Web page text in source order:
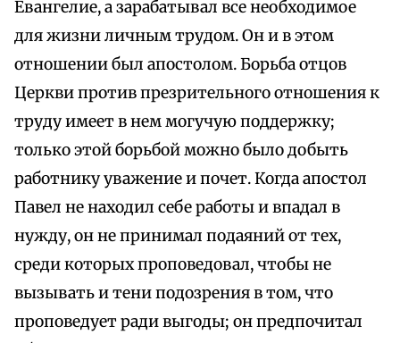
Евангелие, а зарабатывал все необходимое
для жизни личным трудом. Он и в этом
отношении был апостолом. Борьба отцов
Церкви против презрительного отношения к
труду имеет в нем могучую поддержку;
только этой борьбой можно было добыть
работнику уважение и почет. Когда апостол
Павел не находил себе работы и впадал в
нужду, он не принимал подаяний от тех,
среди которых проповедовал, чтобы не
вызывать и тени подозрения в том, что
проповедует ради выгоды; он предпочитал